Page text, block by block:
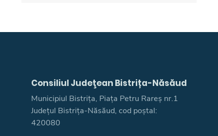
Consiliul Judeţean Bistrița-Năsăud
Municipiul Bistrița, Piața Petru Rareș nr.1
Județul Bistrița-Năsăud, cod poștal:
420080